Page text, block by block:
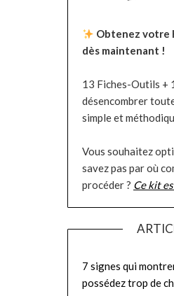
Obtenez votre
dès maintenant !
13 Fiches-Outils +
désencombrer
simple et
Vous souhaitez
savez pas par où
procéder ? Ce kit
7 signes qui
possédez trop de